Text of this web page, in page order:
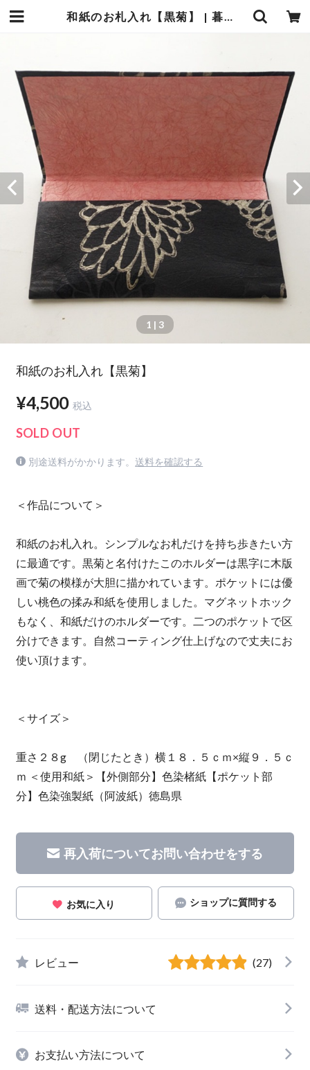
和紙のお札入れ【黒菊】 | 暮らしの中の和紙のかたち
1 | 3
和紙のお札入れ【黒菊】
¥4,500 税込
SOLD OUT
別途送料がかかります。 送料を確認する
＜作品について＞
和紙のお札入れ。シンプルなお札だけを持ち歩きたい方
に最適です。黒菊と名付けたこのホルダーは黒字に木版
画で菊の模様が大胆に描かれています。ポケットには優
しい桃色の揉み和紙を使用しました。マグネットホック
もなく、和紙だけのホルダーです。二つのポケットで区
分けできます。自然コーティング仕上げなので丈夫にお
使い頂けます。
＜サイズ＞
重さ２８g （閉じたとき）横１８．５ｃｍ×縦９．５ｃ
ｍ ＜使用和紙＞【外側部分】色染楮紙【ポケット部
分】色染強製紙（阿波紙）徳島県
再入荷についてお問い合わせをする
お気に入り ショップに質問する
レビュー (27)
送料・配送方法について
お支払い方法について